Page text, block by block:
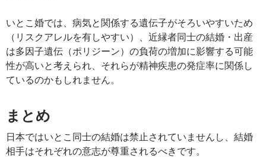
いとこ婚では、病気と関係する遺伝子がそろいやすいため
（リスクアレルを有しやすい）、近縁者同士の結婚・出産
は多因子遺伝（ポリジーン）の負荷の増加に影響する可能
性が高いと考えられ、それらが精神疾患の発症率に関係し
ているのかもしれません。
まとめ
日本ではいとこ同士の結婚は禁止されていませんし、結婚
相手はそれぞれの意志が尊重されるべきです。